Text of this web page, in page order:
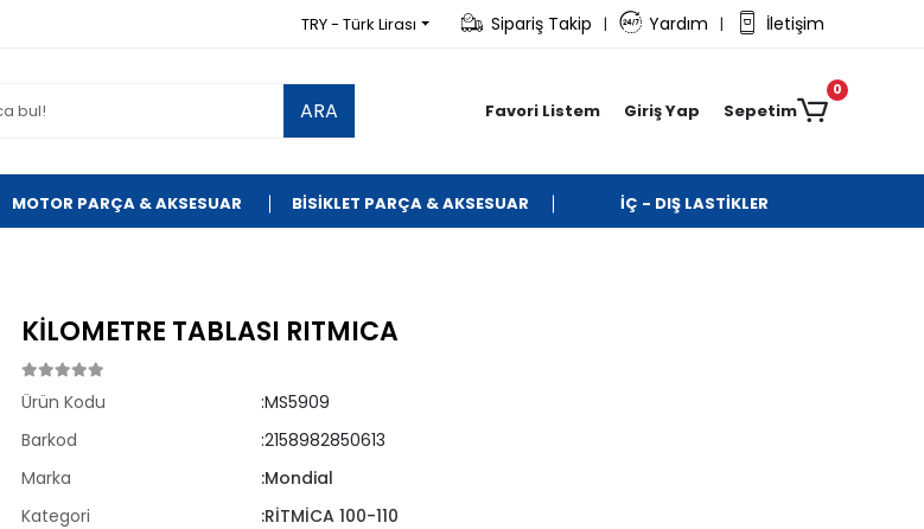
TRY - Türk Lirası Sipariş Takip | Yardım | İletişim
ARA Favori Listem Giriş Yap Sepetim
0
MOTOR PARÇA & AKSESUAR BİSİKLET PARÇA & AKSESUAR İÇ - DIŞ LASTİKLER
KİLOMETRE TABLASI RITMICA
Ürün Kodu
:MS5909
Barkod
:2158982850613
Marka
:Mondial
Kategori
:RİTMİCA 100-110